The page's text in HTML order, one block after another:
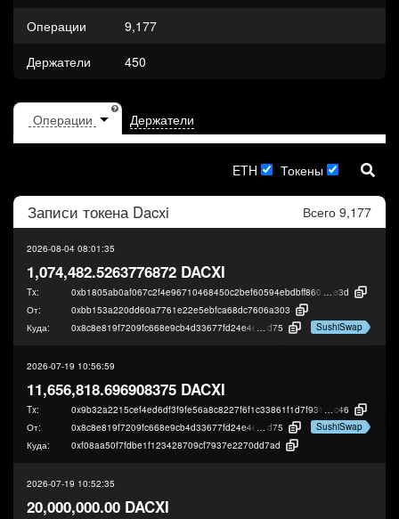
Операции
9,177
Держатели
450
Держатели
ETH Токены
Записи токена Dacxi Всего 9,177
2026-08-04 08:01:35
1,074,482.5263776872 DACXI
Tx: 0xb1805ab0af067c2f4e96710468450c2bef60594ebdbff860beff1d021b9b2
e3d
От:
0xbb153a220dd60a7761e22e5ebfca68dc7606a303
Куда:
0x8c8e819f7209fc668e9cb4d33677fd24e4ed8d75 SushiSwap
2026-07-19 10:56:59
11,656,818.696908375 DACXI
Tx: 0x9b32a2215cef4ed6df3f9fe56a8c8227f6f1c33861f1d7f93103c5c9da866
c46
От:
0x8c8e819f7209fc668e9cb4d33677fd24e4ed8d75
SushiSwap
Куда:
0xf08aa50f7fdbe1f123428709cf7937e2270dd7ad
2026-07-19 10:52:35
20,000,000.00 DACXI